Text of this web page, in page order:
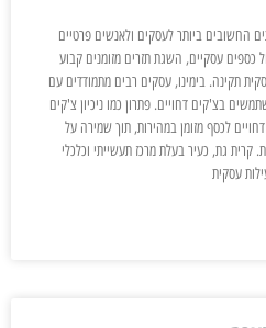
החשובים ביותר לעסקים ולאנשים פרטיים
כספים עסקיים, השגת תזרים מזומנים קבוע
תקינה. בימינו, עסקים רבים מתמודדים עם
בצ'קים דחויים. פתרון כמו ניכיון צ'קים
לכסף מזומן במהירות, תוך שמירה על
קרית גת, כעיר בעלת מרכז תעשייתי וכלכלי
עסקית